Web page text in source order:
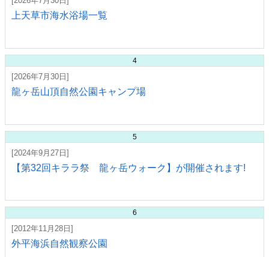
上天草市海水浴場一覧
4
[2026年7月30日]
龍ヶ岳山頂自然公園キャンプ場
5
[2024年9月27日]
【第32回キララ祭 龍ヶ岳ウォーク】が開催されます!
6
[2012年11月28日]
外平海浜自然観察公園